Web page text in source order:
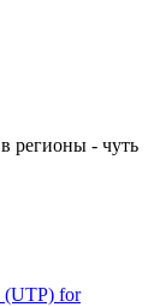
регионы - чуть